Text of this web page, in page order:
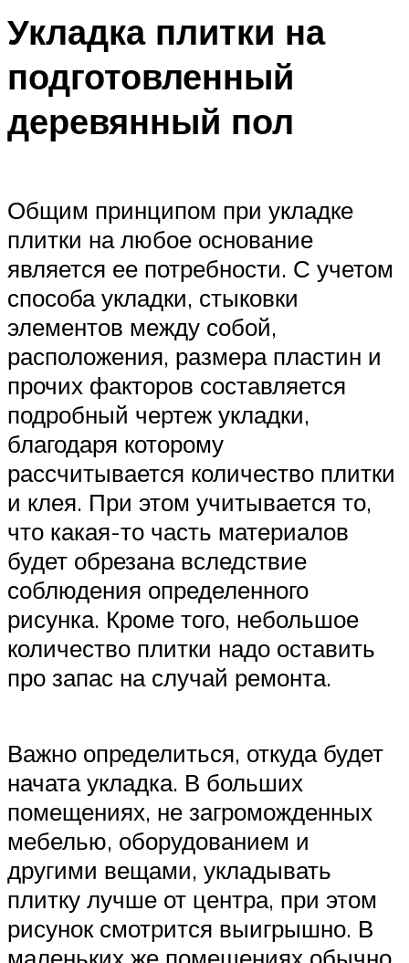
Укладка плитки на
подготовленный
деревянный пол
Общим принципом при укладке
плитки на любое основание
является ее потребности. С учетом
способа укладки, стыковки
элементов между собой,
расположения, размера пластин и
прочих факторов составляется
подробный чертеж укладки,
благодаря которому
рассчитывается количество плитки
и клея. При этом учитывается то,
что какая-то часть материалов
будет обрезана вследствие
соблюдения определенного
рисунка. Кроме того, небольшое
количество плитки надо оставить
про запас на случай ремонта.
Важно определиться, откуда будет
начата укладка. В больших
помещениях, не загроможденных
мебелью, оборудованием и
другими вещами, укладывать
плитку лучше от центра, при этом
рисунок смотрится выигрышно. В